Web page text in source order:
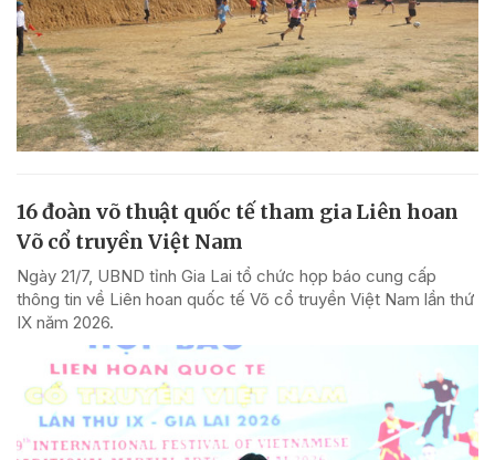
16 đoàn võ thuật quốc tế tham gia Liên hoan
Võ cổ truyền Việt Nam
Ngày 21/7, UBND tỉnh Gia Lai tổ chức họp báo cung cấp
thông tin về Liên hoan quốc tế Võ cổ truyền Việt Nam lần thứ
IX năm 2026.